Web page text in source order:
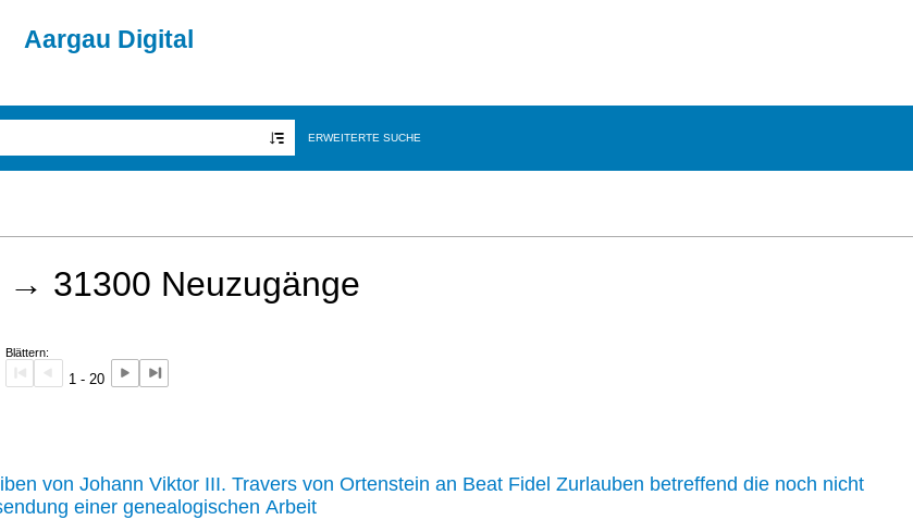
Aargau Digital
ERWEITERTE SUCHE
→ 31300 Neuzugänge
Blättern:
1 - 20
von Johann Viktor III. Travers von Ortenstein an Beat Fidel Zurlauben betreffend die noch nicht
einer genealogischen Arbeit